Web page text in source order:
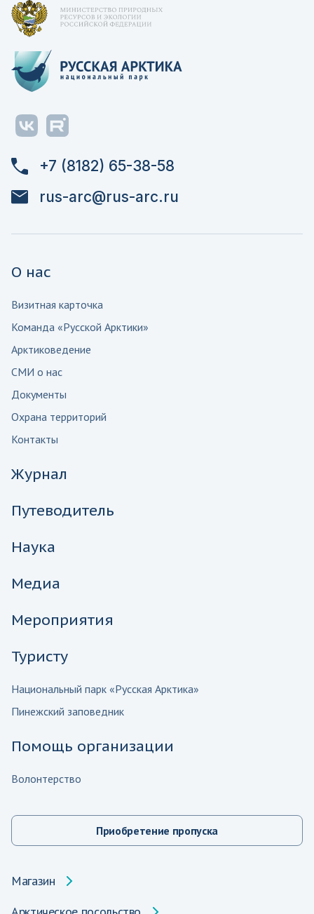
+7 (8182) 65-38-58
rus-arc@rus-arc.ru
О нас
Визитная карточка
Команда «Русской Арктики»
Арктиковедение
СМИ о нас
Документы
Охрана территорий
Контакты
Журнал
Путеводитель
Наука
Медиа
Мероприятия
Туристу
Национальный парк «Русская Арктика»
Пинежский заповедник
Помощь организации
Волонтерство
Приобретение пропуска
Магазин